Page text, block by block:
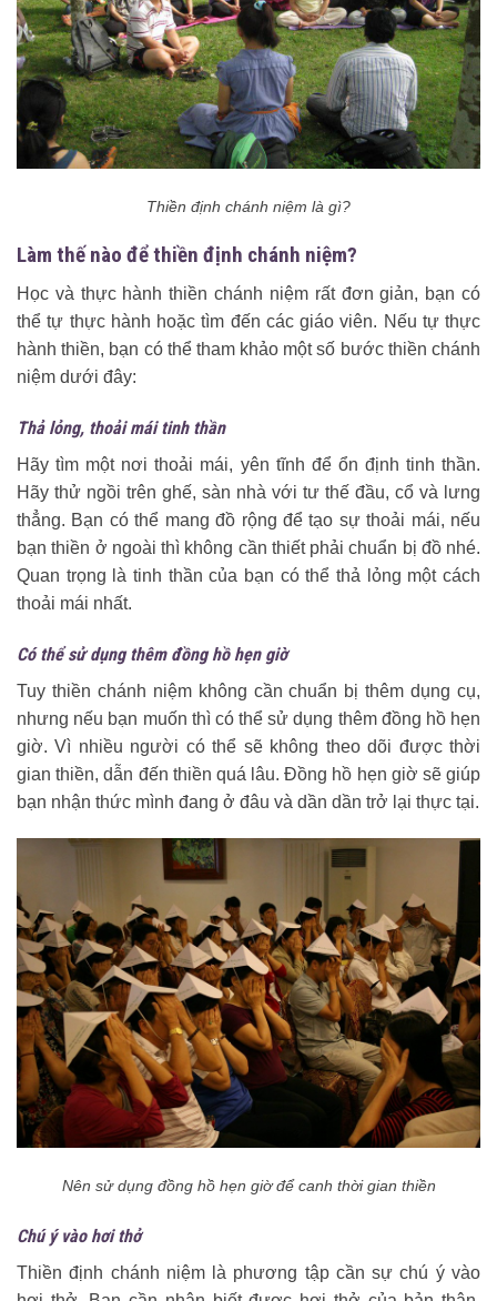
Thiền định chánh niệm là gì?
Làm thế nào để thiền định chánh niệm?
Học và thực hành thiền chánh niệm rất đơn giản, bạn có
thể tự thực hành hoặc tìm đến các giáo viên. Nếu tự thực
hành thiền, bạn có thể tham khảo một số bước thiền chánh
niệm dưới đây:
Thả lỏng, thoải mái tinh thần
Hãy tìm một nơi thoải mái, yên tĩnh để ổn định tinh thần.
Hãy thử ngồi trên ghế, sàn nhà với tư thế đầu, cổ và lưng
thẳng. Bạn có thể mang đồ rộng để tạo sự thoải mái, nếu
bạn thiền ở ngoài thì không cần thiết phải chuẩn bị đồ nhé.
Quan trọng là tinh thần của bạn có thể thả lỏng một cách
thoải mái nhất.
Có thể sử dụng thêm đồng hồ hẹn giờ
Tuy thiền chánh niệm không cần chuẩn bị thêm dụng cụ,
nhưng nếu bạn muốn thì có thể sử dụng thêm đồng hồ hẹn
giờ. Vì nhiều người có thể sẽ không theo dõi được thời
gian thiền, dẫn đến thiền quá lâu. Đồng hồ hẹn giờ sẽ giúp
bạn nhận thức mình đang ở đâu và dần dần trở lại thực tại.
Nên sử dụng đồng hồ hẹn giờ để canh thời gian thiền
Chú ý vào hơi thở
Thiền định chánh niệm là phương tập cần sự chú ý vào